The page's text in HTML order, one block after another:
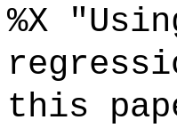
%X
this